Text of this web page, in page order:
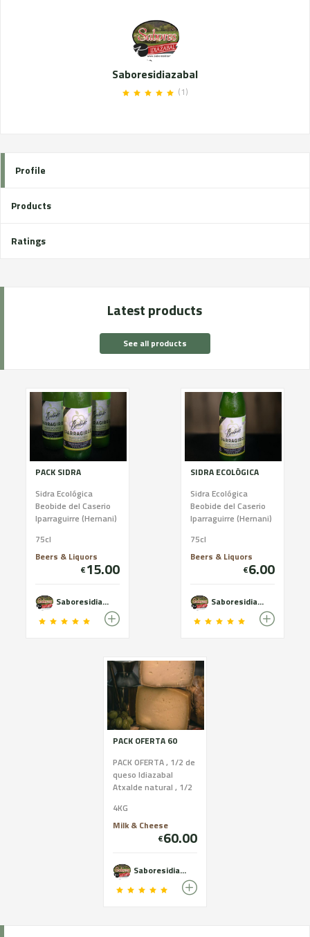
Saboresidiazabal
(1)
Profile
Products
Ratings
Latest products
See all products
PACK SIDRA
Sidra Ecológica
Beobide del Caserio
Iparraguirre (Hernani)
75cl
Beers & Liquors
€15.00
Saboresidiazabal
SIDRA ECOLÓGICA
Sidra Ecológica
Beobide del Caserio
Iparraguirre (Hernani)
75cl
Beers & Liquors
€6.00
Saboresidiazabal
PACK OFERTA 60
PACK OFERTA , 1/2 de
queso Idiazabal
Atxalde natural , 1/2
Sarabe ahumado , 1
Txakolí (Gañeta ) 1 ...
4KG
Milk & Cheese
€60.00
Saboresidiazabal